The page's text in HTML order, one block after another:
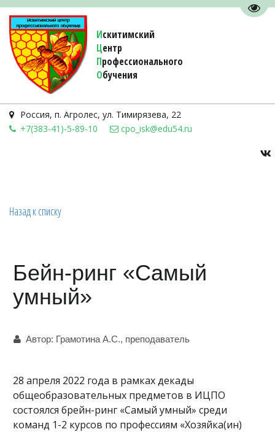
Искитимский
Центр
Профессионального
Обучения
Россия, п. Агролес, ул. Тимирязева, 22
+7(383-41)-5-89-10
cpo_isk@edu54.ru
Назад к списку
Бейн-ринг «Самый
умный»
Автор: Грамотина А.С., преподаватель
28 апреля 2022 года в рамках декады
общеобразовательных предметов в ИЦПО
состоялся брейн-ринг «Самый умный» среди
команд 1-2 курсов по профессиям «Хозяйка(ин)